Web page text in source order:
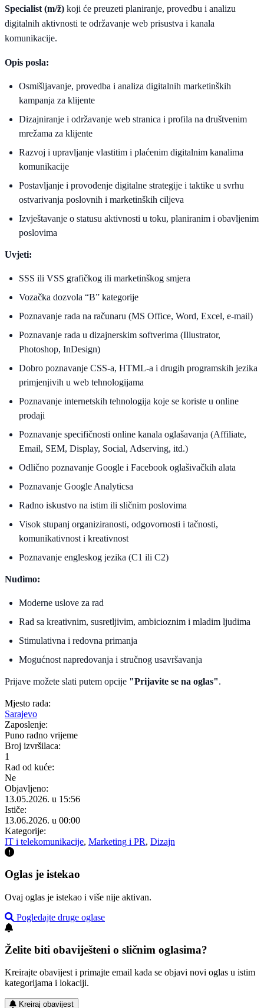
Specialist (m/ž) koji će preuzeti planiranje, provedbu i analizu
digitalnih aktivnosti te održavanje web prisustva i kanala
komunikacije.
Opis posla:
Osmišljavanje, provedba i analiza digitalnih marketinških
kampanja za klijente
Dizajniranje i održavanje web stranica i profila na društvenim
mrežama za klijente
Razvoj i upravljanje vlastitim i plaćenim digitalnim kanalima
komunikacije
Postavljanje i provođenje digitalne strategije i taktike u svrhu
ostvarivanja poslovnih i marketinških ciljeva
Izvještavanje o statusu aktivnosti u toku, planiranim i obavljenim
poslovima
Uvjeti:
SSS ili VSS grafičkog ili marketinškog smjera
Vozačka dozvola “B” kategorije
Poznavanje rada na računaru (MS Office, Word, Excel, e-mail)
Poznavanje rada u dizajnerskim softverima (Illustrator,
Photoshop, InDesign)
Dobro poznavanje CSS-a, HTML-a i drugih programskih jezika
primjenjivih u web tehnologijama
Poznavanje internetskih tehnologija koje se koriste u online
prodaji
Poznavanje specifičnosti online kanala oglašavanja (Affiliate,
Email, SEM, Display, Social, Adserving, itd.)
Odlično poznavanje Google i Facebook oglašivačkih alata
Poznavanje Google Analyticsa
Radno iskustvo na istim ili sličnim poslovima
Visok stupanj organiziranosti, odgovornosti i tačnosti,
komunikativnost i kreativnost
Poznavanje engleskog jezika (C1 ili C2)
Nudimo:
Moderne uslove za rad
Rad sa kreativnim, susretljivim, ambicioznim i mladim ljudima
Stimulativna i redovna primanja
Mogućnost napredovanja i stručnog usavršavanja
Prijave možete slati putem opcije "Prijavite se na oglas".
Mjesto rada:
Sarajevo
Zaposlenje:
Puno radno vrijeme
Broj izvršilaca:
1
Rad od kuće:
Ne
Objavljeno:
13.05.2026. u 15:56
Ističe:
13.06.2026. u 00:00
Kategorije:
IT i telekomunikacije, Marketing i PR, Dizajn
Oglas je istekao
Ovaj oglas je istekao i više nije aktivan.
Pogledajte druge oglase
Želite biti obaviješteni o sličnim oglasima?
Kreirajte obavijest i primajte email kada se objavi novi oglas u istim
kategorijama i lokaciji.
Kreiraj obavijest